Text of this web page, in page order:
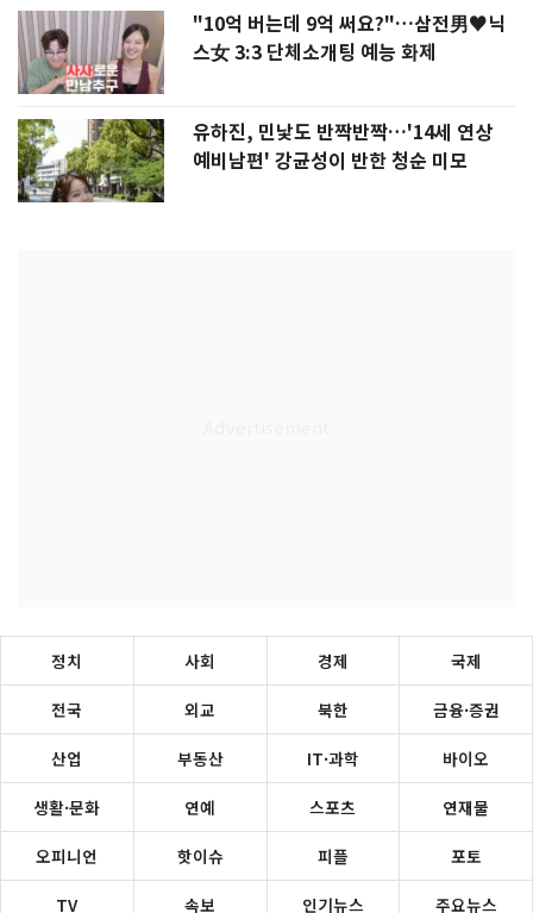
"10억 버는데 9억 써요?"…삼전男♥닉
스女 3:3 단체소개팅 예능 화제
유하진, 민낯도 반짝반짝…'14세 연상
예비남편' 강균성이 반한 청순 미모
정치 사회 경제 국제
전국 외교 북한 금융·증권
산업 부동산 IT·과학 바이오
생활·문화 연예 스포츠 연재물
오피니언 핫이슈 피플 포토
TV 속보 인기뉴스 주요뉴스